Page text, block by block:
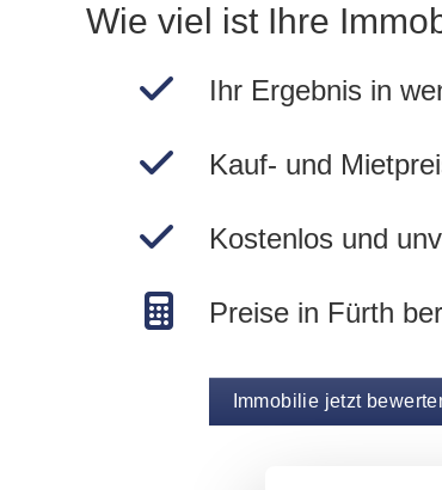
Wie viel ist Ihre
Ihr Ergebnis in
Kauf- und
Kostenlos und
Preise in Fürth
Immobilie jetzt